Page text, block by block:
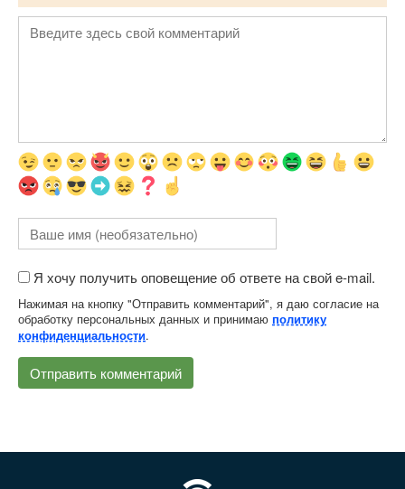
Я хочу получить оповещение об ответе на свой e-mail.
Нажимая на кнопку "Отправить комментарий", я даю согласие на
обработку персональных данных и принимаю политику
конфиденциальности.